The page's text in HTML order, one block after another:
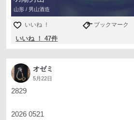
山形 / 男山酒造
いいね ！ ブックマーク
いいね ！ 47件
オゼミ
5月22日
2829
2026 0521